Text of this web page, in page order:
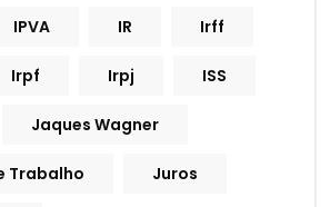
IPVA IR Irff
Irpf Irpj ISS
Jaques Wagner
Trabalho Juros